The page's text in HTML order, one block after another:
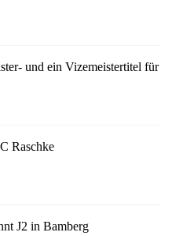
und ein Vizemeistertitel für
Raschke
J2 in Bamberg